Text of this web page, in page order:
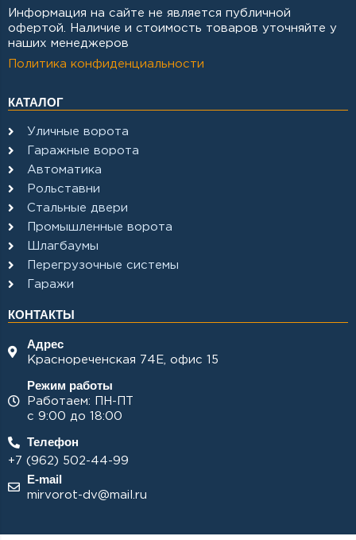
Информация на сайте не является публичной
офертой. Наличие и стоимость товаров уточняйте у
наших менеджеров
Политика конфиденциальности
КАТАЛОГ
Уличные ворота
Гаражные ворота
Автоматика
Рольставни
Стальные двери
Промышленные ворота
Шлагбаумы
Перегрузочные системы
Гаражи
КОНТАКТЫ
Адрес
Краснореченская 74Е, офис 15
Режим работы
Работаем: ПН-ПТ
с 9:00 до 18:00
Телефон
+7 (962) 502-44-99
E-mail
mirvorot-dv@mail.ru